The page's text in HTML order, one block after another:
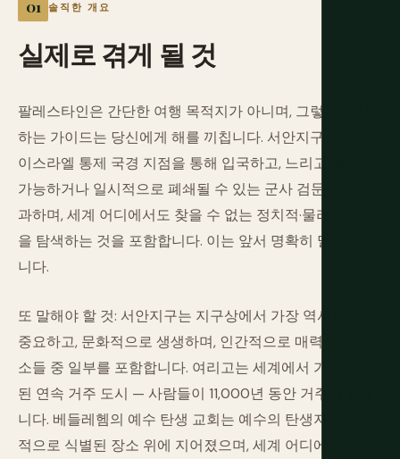
솔직한 개요
실제로겪게 될 것
팔레스타인은 간단한 여행 목적지가 아니며, 그렇게 제시
하는 가이드는 당신에게 해를 끼칩니다. 서안지구 방문은
이스라엘 통제 국경 지점을 통해 입국하고, 느리고 예측 불
가능하거나 일시적으로 폐쇄될 수 있는 군사 검문소를 통
과하며, 세계 어디에서도 찾을 수 없는 정치적·물리적 환경
을 탐색하는 것을 포함합니다. 이는 앞서 명확히 말해야 합
니다.
또 말해야 할 것: 서안지구는 지구상에서 가장 역사적으로
중요하고, 문화적으로 생생하며, 인간적으로 매력적인 장
소들 중 일부를 포함합니다. 여리고는 세계에서 가장 오래
된 연속 거주 도시 — 사람들이 11,000년 동안 거주해 왔습
니다. 베들레헴의 예수 탄생 교회는 예수의 탄생지로 전통
적으로 식별된 장소 위에 지어졌으며, 세계 어디에서나 가